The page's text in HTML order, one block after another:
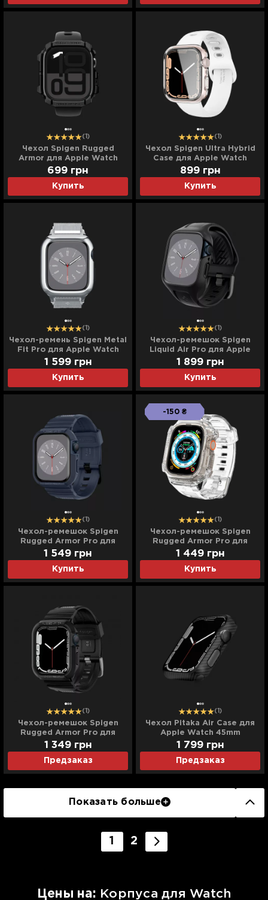
(1)
Чехол Spigen Rugged
Armor для Apple Watch
2024 46mm (Matte Black)
Купить
699 грн
(1)
Чехол Spigen Ultra Hybrid
Case для Apple Watch
44/45mm (Crystal)
(ACS04180)
Купить
899 грн
(1)
Чехол-ремень Spigen Metal
Fit Pro для Apple Watch
44/45mm (Silver)
(ACS04584)
Купить
1 599 грн
(1)
Чехол-ремешок Spigen
Liquid Air Pro для Apple
Watch 45mm (Black)
(ACS04182)
Купить
1 899 грн
(1)
Чехол-ремешок Spigen
Rugged Armor Pro для
Apple Watch 44/45mm
(Charcoal Grey)
(ACS00819)
Купить
1 549 грн
-150 ₴
(1)
Чехол-ремешок Spigen
Rugged Armor Pro для
Apple Watch 49 mm
(Crystal Clear) (ACS05461)
Купить
1 449 грн
(1)
Чехол-ремешок Spigen
Rugged Armor Pro для
Apple Watch 44/45mm
(Black)
Предзаказ
1 349 грн
(1)
Чехол Pitaka Air Case для
Apple Watch 45mm
Предзаказ
1 799 грн
Показать больше
1 2
Цены на: Корпуса для Watch